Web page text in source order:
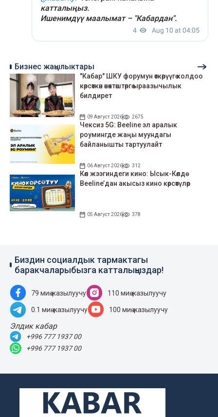
Бизнес жаңылыктары
"Кабар" ШКУ форумун өткөрүүгө колдоо
көрсөткөн өнөктөштөргө ыраазычылык
билдирет
09 Август 2026 2675
Чексиз 5G: Beeline эл аралык
роумингде жаңы муундагы
байланышты тартуулайт
06 Август 2026 312
Көл жээгиндеги кино: Ысык-Көлдө
Beeline’дан акысыз кино көрсөтүлөр
05 Август 2026 378
Биздин социалдык тармактагы
баракчаларыбызга катталыңыздар!
79 миң жазылуучу 110 миң жазылуучу
0.1 миң жазылуучу 100 миң жазылуучу
Элдик кабар
+996 777 1937 00
+996 777 1937 00